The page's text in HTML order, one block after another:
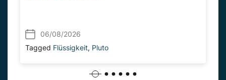
06/08/2026
Tagged Flüssigkeit, Pluto